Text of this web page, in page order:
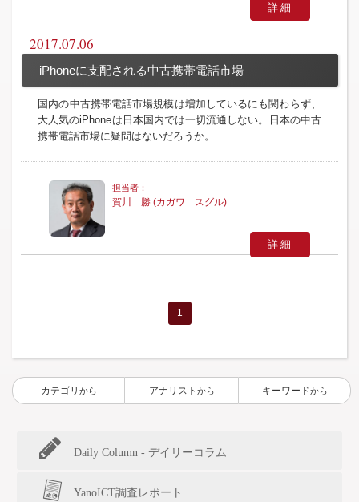
詳細
2017.07.06
iPhoneに支配される中古携帯電話市場
国内の中古携帯電話市場規模は増加しているにも関わらず、
大人気のiPhoneは日本国内では一切流通しない。日本の中古
携帯電話市場に疑問はないだろうか。
賀川 勝 (カガワ スグル)
詳細
1
カテゴリ から アナリスト から キーワードから
Daily Column - デイリーコラム
YanoICT調査レポート